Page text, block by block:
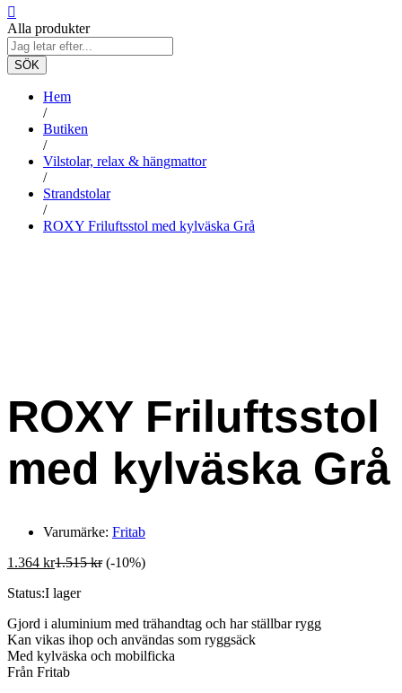
Alla produkter
SÖK
Hem
/
Butiken
/
Vilstolar, relax & hängmattor
/
Strandstolar
/
ROXY Friluftsstol med kylväska Grå
ROXY Friluftsstol
med kylväska Grå
Varumärke: Fritab
1.364 kr1.515kr (-10%)
Status:I lager
Gjord i aluminium med trähandtag och har ställbar rygg
Kan vikas ihop och användas som ryggsäck
Med kylväska och mobilficka
Från Fritab